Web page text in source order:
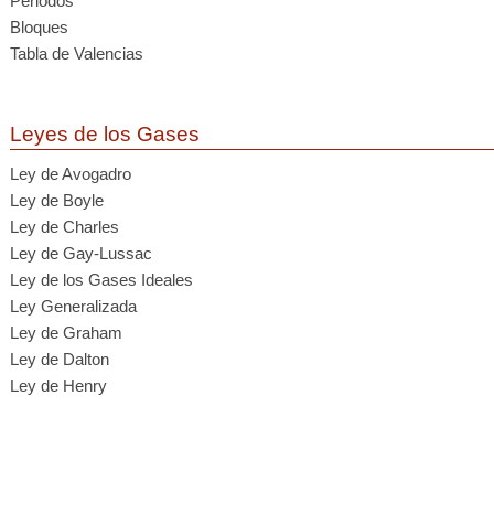
Bloques
Tabla de Valencias
Leyes de los Gases
Ley de Avogadro
Ley de Boyle
Ley de Charles
Ley de Gay-Lussac
Ley de los Gases Ideales
Ley Generalizada
Ley de Graham
Ley de Dalton
Ley de Henry